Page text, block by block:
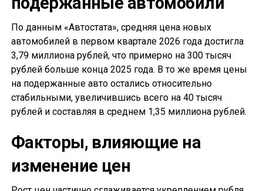
По данным «Автостата», средняя цена новых
автомобилей в первом квартале 2026 года достигла
3,79 миллиона рублей, что примерно на 300 тысяч
рублей больше конца 2025 года. В то же время цены
на подержанные авто остались относительно
стабильными, увеличившись всего на 40 тысяч
рублей и составляя в среднем 1,35 миллиона рублей.
Факторы, влияющие на
изменение цен